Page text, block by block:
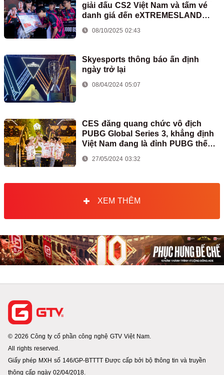
giải đấu CS2 Việt Nam và tấm vé
danh giá đến eXTREMESLAND
Thượng Hải 2025
08/10/2025 02:43
Skyesports thông báo ấn định
ngày trở lại
08/04/2024 05:07
CES đăng quang chức vô địch
PUBG Global Series 3, khẳng định
Việt Nam đang là đỉnh PUBG thế
giới
27/05/2024 03:32
XEM THÊM
© 2026 Công ty cổ phần công nghệ GTV Việt Nam.
All rights reserved.
Giấy phép MXH số 146/GP-BTTTT Được cấp bởi bộ thông tin và truyền
thông cấp ngày 02/04/2018.